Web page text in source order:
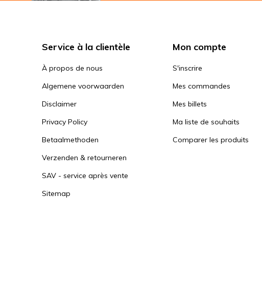
Service à la clientèle
À propos de nous
Algemene voorwaarden
Disclaimer
Privacy Policy
Betaalmethoden
Verzenden & retourneren
SAV - service après vente
Sitemap
Mon compte
S'inscrire
Mes commandes
Mes billets
Ma liste de souhaits
Comparer les produits